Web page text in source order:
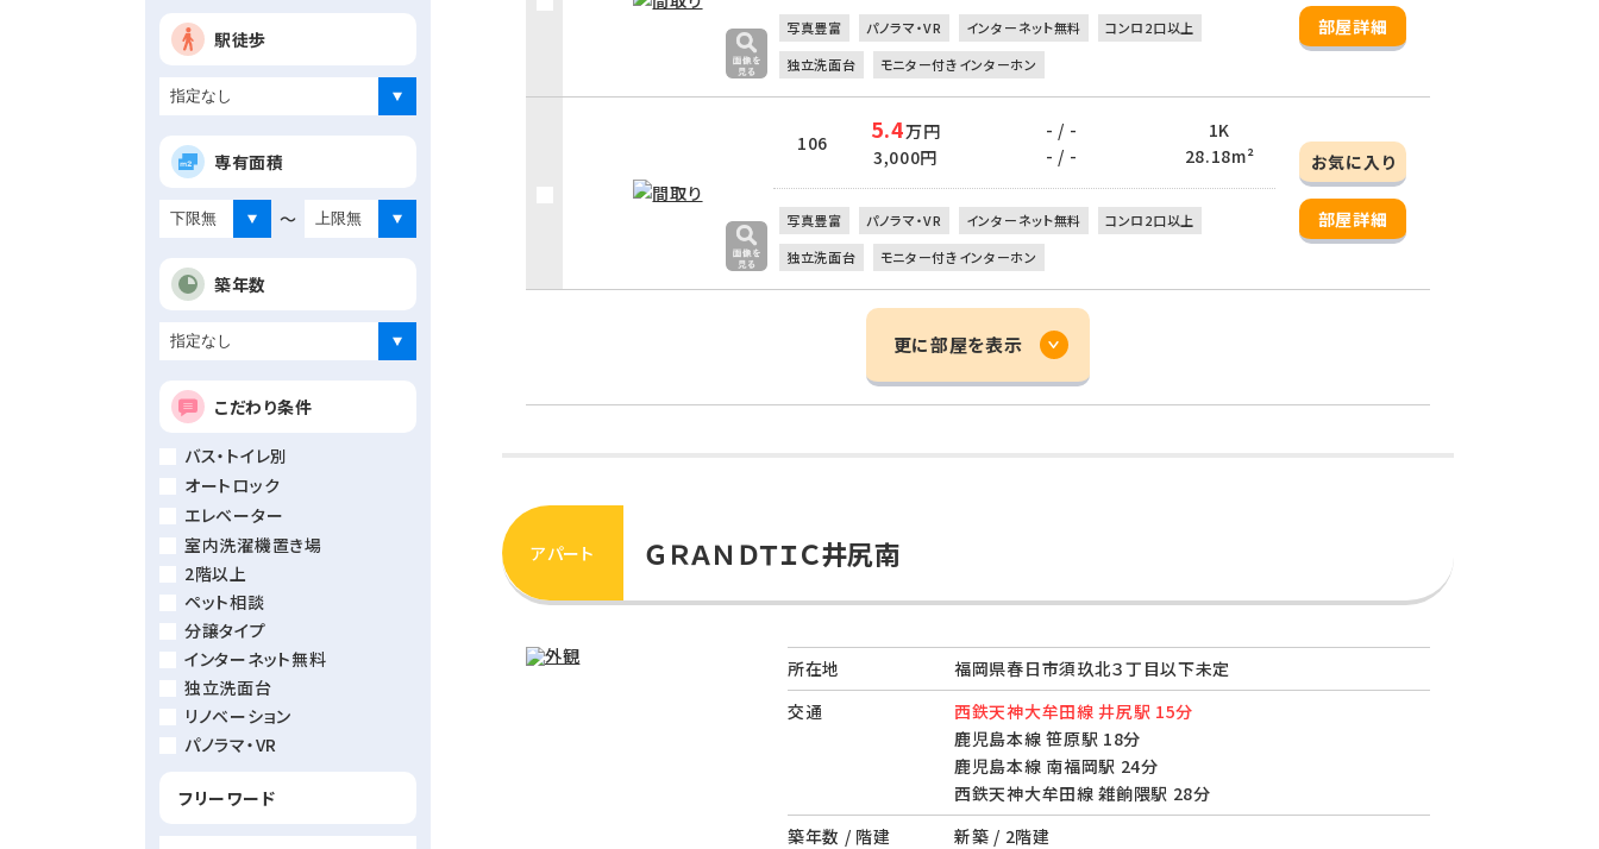
駅徒歩
専有面積
～
築年数
こだわり条件
バス・トイレ別
オートロック
エレベーター
室内洗濯機置き場
2階以上
ペット相談
分譲タイプ
インターネット無料
独立洗面台
リノベーション
パノラマ・VR
フリーワード
部屋詳細
写真豊富 パノラマ・VR インターネット無料
コンロ2口以上
独立洗面台
モニター付きインターホン
106 5.4万円
3,000円
- / -
- / -
1K
28.18m²
お気に入り
部屋詳細
写真豊富 パノラマ・VR インターネット無料
コンロ2口以上
独立洗面台
モニター付きインターホン
更に部屋を表示
アパート ＧＲＡＮＤＴＩＣ井尻南
所在地
福岡県春日市須玖北３丁目以下未定
交通
西鉄天神大牟田線 井尻駅 15分
鹿児島本線 笹原駅 18分
鹿児島本線 南福岡駅 24分
西鉄天神大牟田線 雑餉隈駅 28分
築年数 / 階建
新築 / 2階建